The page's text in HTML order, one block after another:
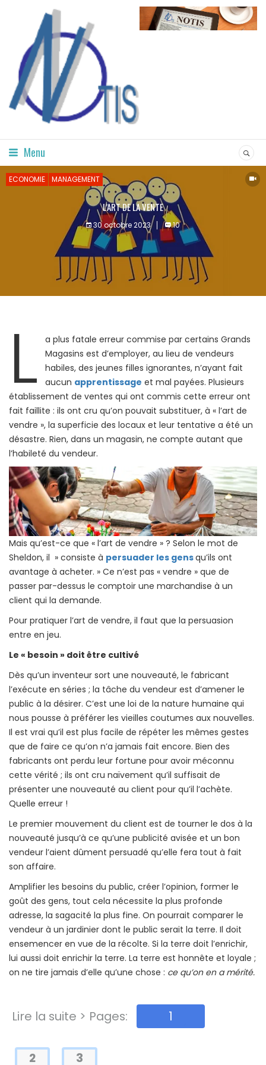
Menu
ECONOMIE MANAGEMENT
L’ART DE LA VENTE
30 octobre 2023 10
L
a plus fatale erreur commise par certains Grands
Magasins est d’employer, au lieu de vendeurs
habiles, des jeunes filles ignorantes, n’ayant fait
aucun apprentissage et mal payées. Plusieurs
établissement de ventes qui ont commis cette erreur ont
fait faillite : ils ont cru qu’on pouvait substituer, à « l’art de
vendre », la superficie des locaux et leur tentative a été un
désastre. Rien, dans un magasin, ne compte autant que
l’habileté du vendeur.
Mais qu’est-ce que « l’art de vendre » ? Selon le mot de
Sheldon, il » consiste à persuader les gensqu’ils ont
avantage à acheter. » Ce n’est pas « vendre » que de
passer par-dessus le comptoir une marchandise à un
client qui la demande.
Pour pratiquer l’art de vendre, il faut que la persuasion
entre en jeu.
Le « besoin » doit être cultivé
Dès qu’un inventeur sort une nouveauté, le fabricant
l’exécute en séries ; la tâche du vendeur est d’amener le
public à la désirer. C’est une loi de la nature humaine qui
nous pousse à préférer les vieilles coutumes aux nouvelles.
Il est vrai qu’il est plus facile de répéter les mêmes gestes
que de faire ce qu’on n’a jamais fait encore. Bien des
fabricants ont perdu leur fortune pour avoir méconnu
cette vérité ; ils ont cru naïvement qu’il suffisait de
présenter une nouveauté au client pour qu’il l’achète.
Quelle erreur !
Le premier mouvement du client est de tourner le dos à la
nouveauté jusqu’à ce qu’une publicité avisée et un bon
vendeur l’aient dûment persuadé qu’elle fera tout à fait
son affaire.
Amplifier les besoins du public, créer l’opinion, former le
goût des gens, tout cela nécessite la plus profonde
adresse, la sagacité la plus fine. On pourrait comparer le
vendeur à un jardinier dont le public serait la terre. Il doit
ensemencer en vue de la récolte. Si la terre doit l’enrichir,
lui aussi doit enrichir la terre. La terre est honnête et loyale ;
on ne tire jamais d’elle qu’une chose : ce qu’on en a mérité.
Lire la suite > Pages: 1
2 3